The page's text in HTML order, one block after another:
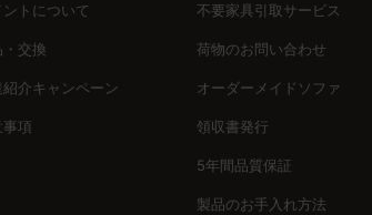
ントについて
・交換
紹介キャンペーン
事項
不要家具引取サービス
荷物のお問い合わせ
オーダーメイドソファ
領収書発行
5年間品質保証
製品のお手入れ方法